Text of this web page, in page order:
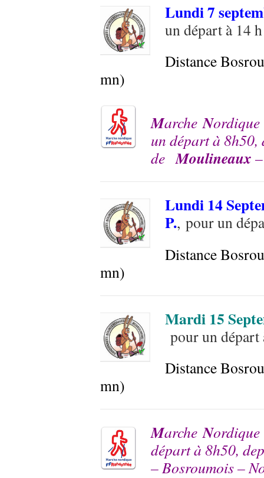
Lundi 7
un départ à 14
Distance
mn)
MarcheN
un départ à
deMoulineaux
Lundi 14
P., pour un
Distance
mn)
Mardi 15
pour un
Distance
mn)
MarcheN
départ à 8h50,
– Bosroumois –